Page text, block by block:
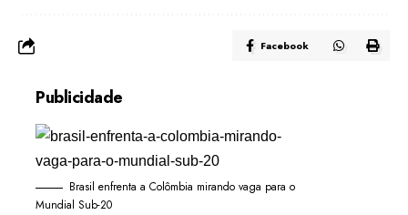
Facebook
Publicidade
Brasil enfrenta a Colômbia mirando vaga para o
Mundial Sub-20